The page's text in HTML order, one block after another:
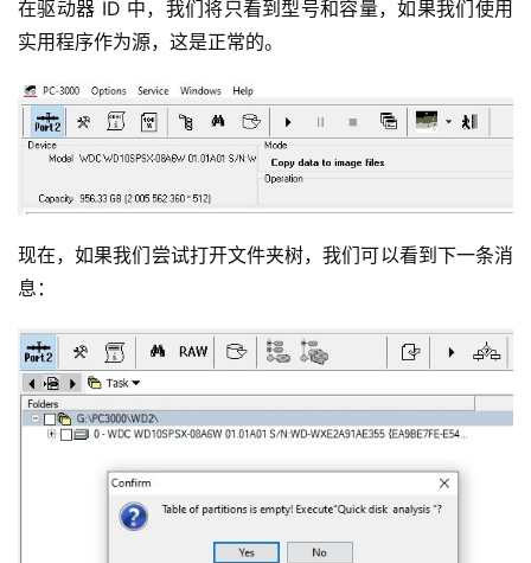
在驱动器 ID 中，我们将只看到型号和容量，如果我们使用
实用程序作为源，这是正常的。
现在，如果我们尝试打开文件夹树，我们可以看到下一条消
息：